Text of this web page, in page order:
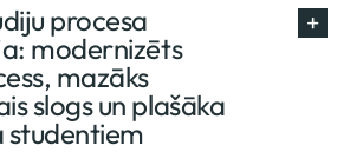
procesa
modernizēts
mazāks
slogs un plašāka
studentiem